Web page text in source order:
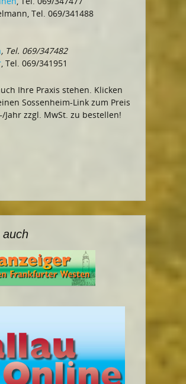
Tel. 069/341488
, Tel. 069/347482
, Tel. 069/341951
Ihre Praxis stehen. Klicken
Sossenheim-Link zum Preis
Jahr zzgl. MwSt. zu bestellen!
auch